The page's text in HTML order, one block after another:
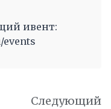
ивент:
events
Следующий